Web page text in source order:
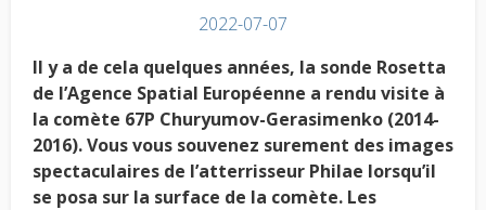
2022-07-07
Il y a de cela quelques années, la sonde Rosetta
de l’Agence Spatial Européenne a rendu visite à
la comète 67P Churyumov-Gerasimenko (2014-
2016). Vous vous souvenez surement des images
spectaculaires de l’atterrisseur Philae lorsqu’il
se posa sur la surface de la comète. Les